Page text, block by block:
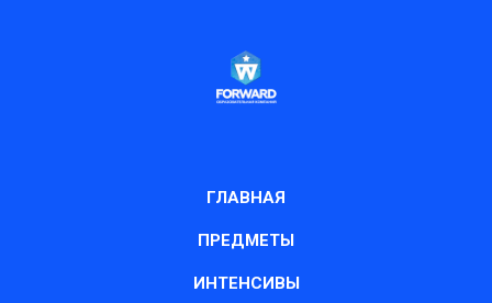
ГЛАВНАЯ
ПРЕДМЕТЫ
ИНТЕНСИВЫ